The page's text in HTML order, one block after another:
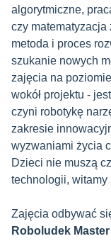
algorytmiczne,
czy
metoda i proces
szukanie nowych
zajęcia na
wokół projektu -
czyni robotykę
zakresie
wyzwaniami życia
Dzieci nie muszą
technologii,
Zajęcia odbywać
Roboludek Master